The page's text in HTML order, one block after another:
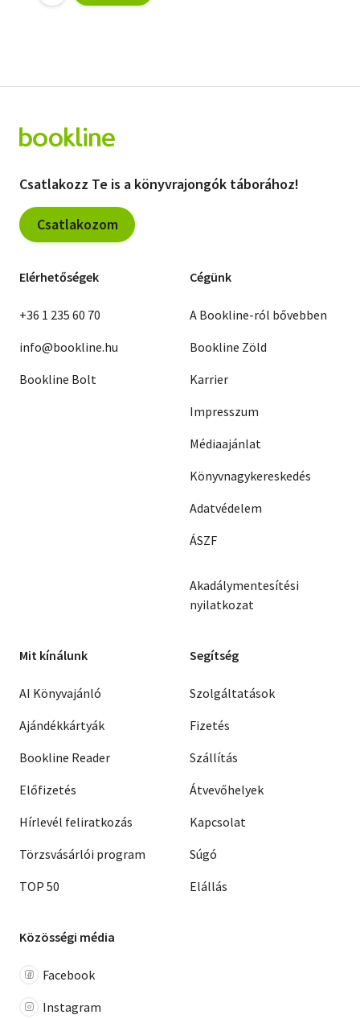
Csatlakozz Te is a könyvrajongók táborához!
Csatlakozom
Elérhetőségek
+36 1 235 60 70
info@bookline.hu
Bookline Bolt
Cégünk
A Bookline-ról bővebben
Bookline Zöld
Karrier
Impresszum
Médiaajánlat
Könyvnagykereskedés
Adatvédelem
ÁSZF
Akadálymentesítési
nyilatkozat
Mit kínálunk
AI Könyvajánló
Ajándékkártyák
Bookline Reader
Előfizetés
Hírlevél feliratkozás
Törzsvásárlói program
TOP 50
Segítség
Szolgáltatások
Fizetés
Szállítás
Átvevőhelyek
Kapcsolat
Súgó
Elállás
Közösségi média
Facebook
Instagram